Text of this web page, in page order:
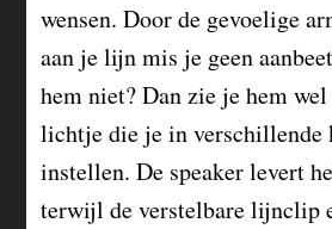
wensen. Door de gevoelige
aan je lijn mis je geen
hem niet? Dan zie je hem
lichtje die je in verschillende
instellen. De speaker levert
terwijl de verstelbare lijnclip